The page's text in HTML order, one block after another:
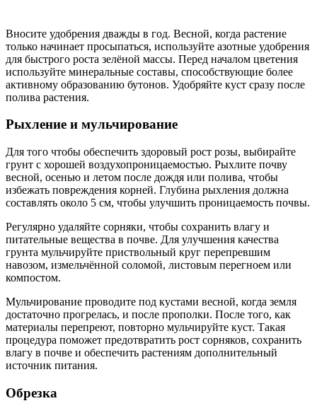
Вносите удобрения дважды в год. Весной, когда растение
только начинает просыпаться, используйте азотные удобрения
для быстрого роста зелёной массы. Перед началом цветения
используйте минеральные составы, способствующие более
активному образованию бутонов. Удобряйте куст сразу после
полива растения.
Рыхление и мульчирование
Для того чтобы обеспечить здоровый рост розы, выбирайте
грунт с хорошей воздухопроницаемостью. Рыхлите почву
весной, осенью и летом после дождя или полива, чтобы
избежать повреждения корней. Глубина рыхления должна
составлять около 5 см, чтобы улучшить проницаемость почвы.
Регулярно удаляйте сорняки, чтобы сохранить влагу и
питательные вещества в почве. Для улучшения качества
грунта мульчируйте приствольный круг перепревшим
навозом, измельчённой соломой, листовым перегноем или
компостом.
Мульчирование проводите под кустами весной, когда земля
достаточно прогрелась, и после прополки. После того, как
материалы перепреют, повторно мульчируйте куст. Такая
процедура поможет предотвратить рост сорняков, сохранить
влагу в почве и обеспечить растениям дополнительный
источник питания.
Обрезка